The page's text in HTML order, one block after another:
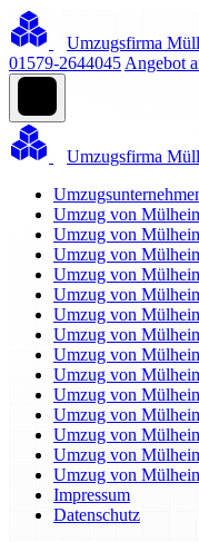
Umzugsfirma
01579-2644045 Angebot
Umzugsfirma
Umzug von
Umzug von
Umzug von
Umzug von
Umzug von
Umzug von
Umzug von
Umzug von
Umzug von
Umzug von
Umzug von
Umzug von
Umzug von
Umzug von
Impressum
Datenschutz